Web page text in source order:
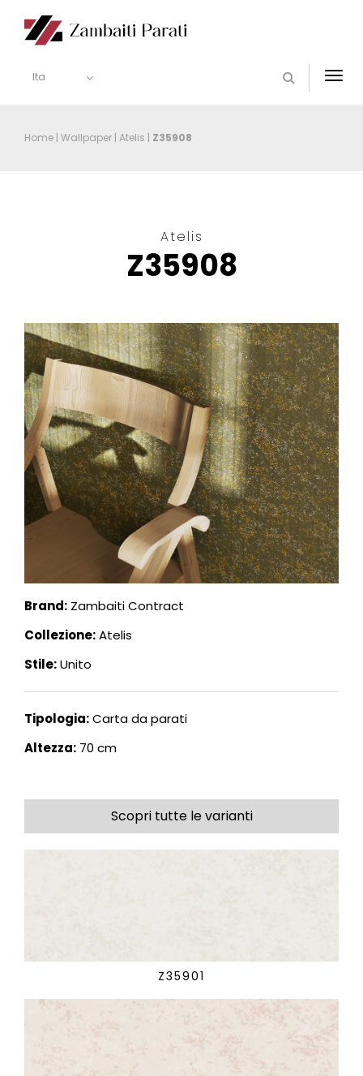
Ita
Home | Wallpaper | Atelis | Z35908
Atelis
Z35908
Brand: Zambaiti Contract
Collezione:Atelis
Stile:Unito
Tipologia:Carta da parati
Altezza: 70 cm
Scopri tutte le varianti
Z35901